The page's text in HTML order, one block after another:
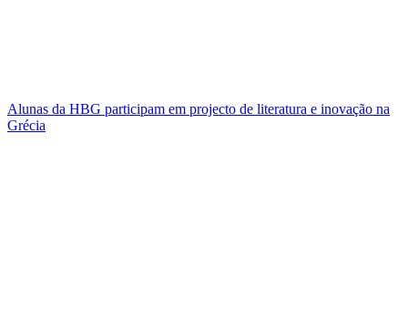
Alunas da HBG participam em projecto de literatura e inovação na
Grécia